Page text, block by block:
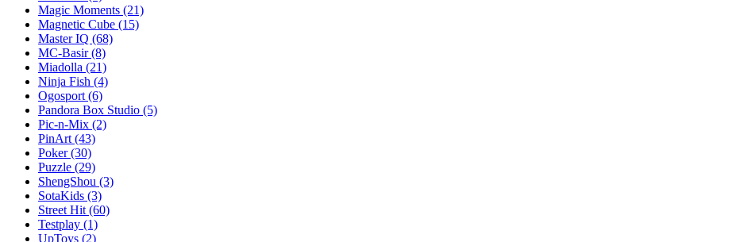
Magic Moments (21)
Magnetic Cube (15)
Master IQ (68)
MC-Basir(8)
Miadolla (21)
Ninja Fish (4)
Ogosport (6)
Pandora Box Studio (5)
Pic-n-Mix (2)
PinArt (43)
Poker(30)
Puzzle (29)
ShengShou (3)
SotaKids (3)
Street Hit (60)
Testplay (1)
UpToys (2)